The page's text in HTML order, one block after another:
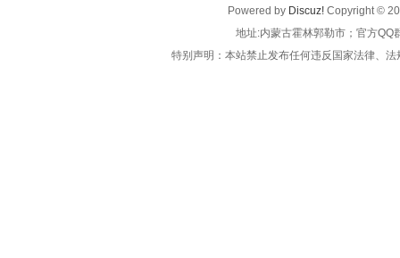
Powered by Discuz! Copyright ©
地址:内蒙古霍林郭勒市；官方QQ
特别声明：本站禁止发布任何违反国家法律、